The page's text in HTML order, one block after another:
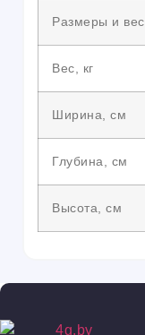
Размеры и вес
Вес, кг
Ширина, см
Глубина, см
Высота, см